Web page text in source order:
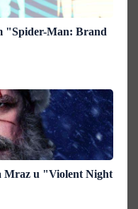
"Spider-Man: Brand
Mraz u "Violent Night